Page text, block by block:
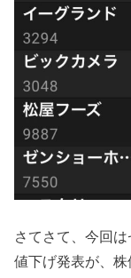
さてさて、今回
値下げ発表が、